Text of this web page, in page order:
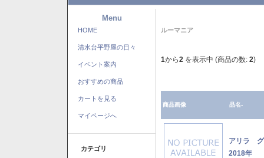
Menu
HOME
清水台平野屋の日々
イベント案内
おすすめの商品
カートを見る
マイページへ
カテゴリ
ルーマニア
1から2 を表示中 (商品の数: 2)
商品画像 品名-
アリラ
2018年